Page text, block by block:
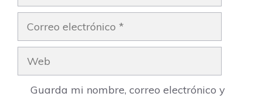
Correo
electrónico
Web
Guarda mi nombre, correo electrónico y